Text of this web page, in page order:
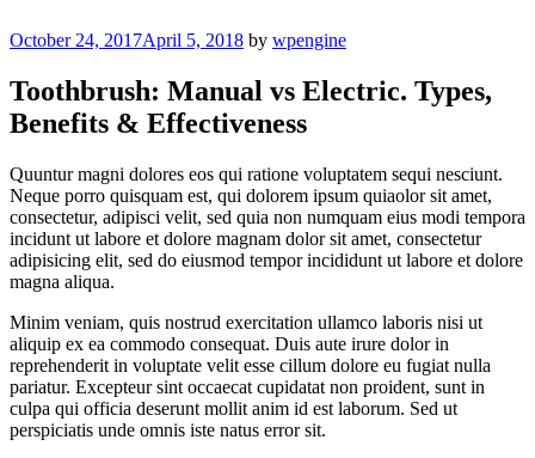
Posted
October 24, 2017April 5, 2018 by wpengine
Toothbrush: Manual vs Electric. Types,
Benefits & Effectiveness
Quuntur magni dolores eos qui ratione voluptatem sequi nesciunt.
Neque porro quisquam est, qui dolorem ipsum quiaolor sit amet,
consectetur, adipisci velit, sed quia non numquam eius modi tempora
incidunt ut labore et dolore magnam dolor sit amet, consectetur
adipisicing elit, sed do eiusmod tempor incididunt ut labore et dolore
magna aliqua.
Minim veniam, quis nostrud exercitation ullamco laboris nisi ut
aliquip ex ea commodo consequat. Duis aute irure dolor in
reprehenderit in voluptate velit esse cillum dolore eu fugiat nulla
pariatur. Excepteur sint occaecat cupidatat non proident, sunt in
culpa qui officia deserunt mollit anim id est laborum. Sed ut
perspiciatis unde omnis iste natus error sit.